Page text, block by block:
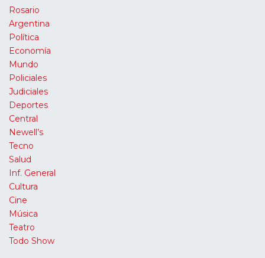
Rosario
Argentina
Política
Economía
Mundo
Policiales
Judiciales
Deportes
Central
Newell’s
Tecno
Salud
Inf. General
Cultura
Cine
Música
Teatro
Todo Show